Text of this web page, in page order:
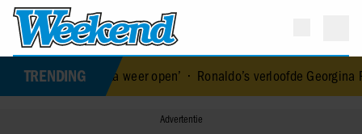
TRENDINGlos: ‘Ik sta weer open’•Ronaldo’s verloofde Georgina